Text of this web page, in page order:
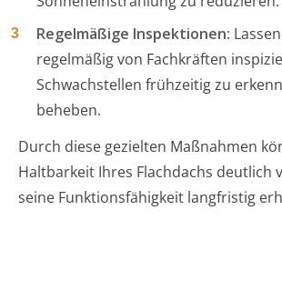
Regelmäßige Inspektionen:
regelmäßig von Fachkräften
Schwachstellen frühzeitig zu
beheben.
Durch diese gezielten Maßnahmen
Haltbarkeit Ihres Flachdachs deutlich
seine Funktionsfähigkeit langfristig